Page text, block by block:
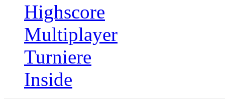
Highscore
Multiplayer
Turniere
Inside